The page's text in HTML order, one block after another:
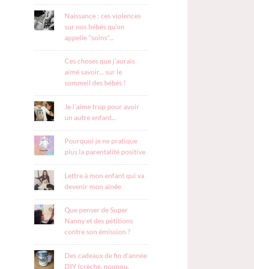
Naissance : ces violences
sur nos bébés qu'on
appelle "soins"...
Ces choses que j'aurais
aimé savoir... sur le
sommeil des bébés !
Je l'aime trop pour avoir
un autre enfant...
Pourquoi je ne pratique
plus la parentalité positive
Lettre à mon enfant qui va
devenir mon ainée
Que penser de Super
Nanny et des pétitions
contre son émission ?
Des cadeaux de fin d'année
DIY (crèche, nounou,